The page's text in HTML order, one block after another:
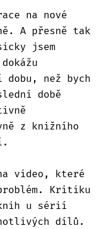
na nové
A přesně tak
jsem
dobu, než bych
době
z knižního
video, které
Kritiku
u sérií
dílů.